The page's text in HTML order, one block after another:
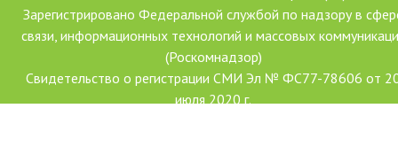
Зарегистрировано Федеральной службой по надзору в
связи, информационных технологий и массовых
(Роскомнадзор)
Свидетельство о регистрации СМИ Эл № ФС77-78606 от
июля 2020 г.